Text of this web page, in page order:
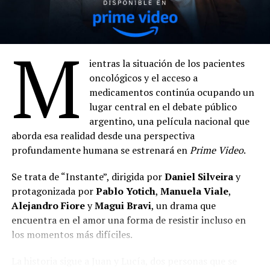
M
ientras la situación de los pacientes
oncológicos y el acceso a
medicamentos continúa ocupando un
lugar central en el debate público
argentino, una película nacional que
aborda esa realidad desde una perspectiva
profundamente humana se estrenará enPrime Video.
Se trata de “Instante”, dirigida porDaniel Silveiray
protagonizada porPablo Yotich, Manuela Viale,
Alejandro FioreyMagui Bravi, un drama que
encuentra en el amor una forma de resistir incluso en
los momentos más difíciles.